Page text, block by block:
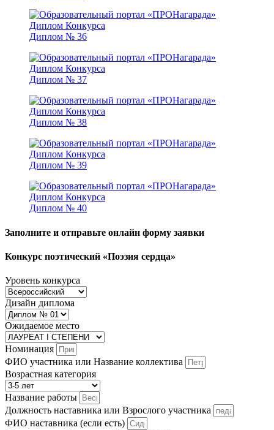
Диплом № 36
Диплом № 37
Диплом № 38
Диплом № 39
Диплом № 40
Заполните и отправьте онлайн форму заявки
Конкурс поэтический «Поэзия сердца»
Уровень конкурса
Дизайн диплома
Ожидаемое место
Номинация
ФИО участника или Название коллектива
Возрастная категория
Название работы
Должность наставника или Взрослого участника
ФИО наставника (если есть)